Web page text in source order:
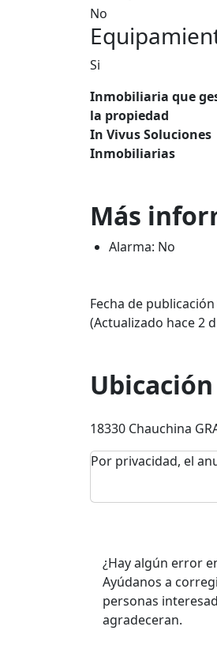
No
Si
Inmobiliaria que
la propiedad
In Vivus Soluciones
Inmobiliarias
Más
Alarma: No
Fecha de
(Actualizado hace 2
Ubicación
18330 Chauchina
Por privacidad, el
¿Hay algún error
Ayúdanos a
personas
agradeceran.